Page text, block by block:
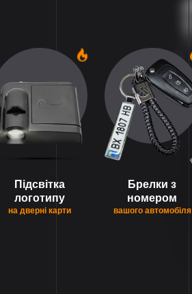
Підсвітка
логотипу
на дверні карти
Брелки з
номером
вашого автомобіля